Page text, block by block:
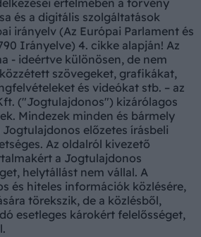
értelmében a törvény
és a digitális szolgáltatások
irányelv (Az Európai Parlament és
Irányelve) 4. cikke alapján! Az
- ideértve különösen, de nem
szövegeket, grafikákat,
és videókat stb. – az
("Jogtulajdonos") kizárólagos
Mindezek minden és bármely
Jogtulajdonos előzetes írásbeli
Az oldalról kivezető
a Jogtulajdonos
helytállást nem vállal. A
és hiteles információk közlésére,
törekszik, de a közlésből,
esetleges károkért felelősséget,